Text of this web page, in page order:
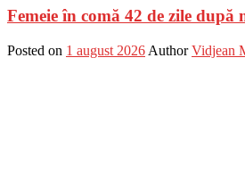
Femeie în comă 42 de zile după
Posted on 1 august 2026 Author Vidjean